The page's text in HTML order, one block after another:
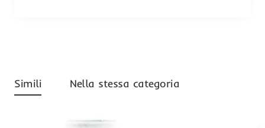
Simili Nella stessa categoria